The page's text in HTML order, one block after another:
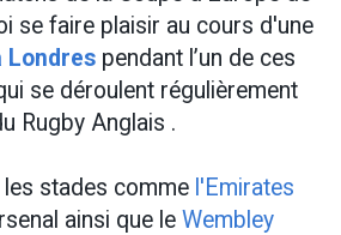
se faire plaisir au cours d'une
Londres pendant l’un de ces
se déroulent régulièrement
Rugby Anglais .
stades comme l'Emirates
ainsi que le Wembley